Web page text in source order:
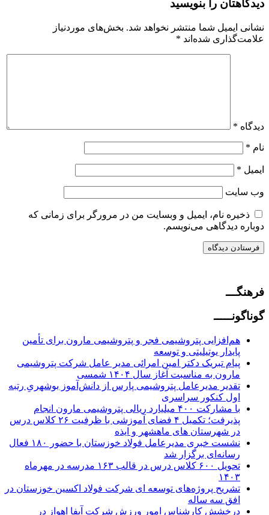
دیدگاهتان را بنویسید
نشانی ایمیل شما منتشر نخواهد شد. بخش‌های موردنیاز
علامت‌گذاری شده‌اند *
دیدگاه *
نام *
ایمیل *
وب‌ سایت
ذخیره نام، ایمیل و وبسایت من در مرورگر برای زمانی که
دوباره دیدگاهی می‌نویسم.
فرهنگـــ
گوناگونـــــ
هم‌افزایى پتروشیمی فجر و پتروشیمی مارون براى تأمین
پایدار یوتیلیتى و توسعه
پیام تبریک دکتر امین امرائی مدیر عامل شرکت پتروشیمی
مارون به مناسبت آغاز سال ۱۴۰۴ شمسی
تقدیر‌ مدیرعامل پتروشیمی پارس از دانش‌آموز بوشهریِ رتبه
اول کنکور سراسری
با مشارکت ۴۰۰ میلیارد ریالی پتروشیمی مارون انجام
پذیرفت؛ تکمیل ۴ فضای آموزشی با ظرفیت ۲۶ کلاس درس
در شهرستان های ماهشهر و ایذه
نشست خبری مدیرعامل فولاد خوزستان با حضور ۱۸۰ فعال
رسانه‌ای برگزار شد
تحویل ۶۰۰ کلاس درس در قالب ۱۶۳ مدرسه در مهرماه
۱۴۰۳
تشریح پروژه‌های توسعه‌ ای شرکت فولاد اکسین خوزستان در
افق سه‌ ساله
درخشش کارشناس امور ورزش شرکت آبفا اهواز در